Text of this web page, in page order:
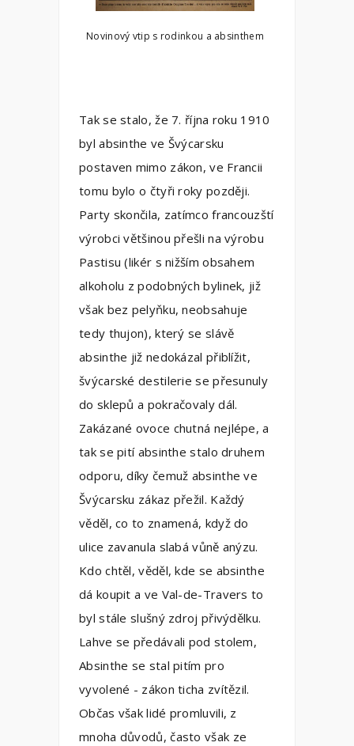
Novinový vtip s rodinkou a absinthem
Tak se stalo, že 7. října roku 1910
byl absinthe ve Švýcarsku
postaven mimo zákon, ve Francii
tomu bylo o čtyři roky později.
Party skončila, zatímco francouzští
výrobci většinou přešli na výrobu
Pastisu (likér s nižším obsahem
alkoholu z podobných bylinek, již
však bez pelyňku, neobsahuje
tedy thujon), který se slávě
absinthe již nedokázal přiblížit,
švýcarské destilerie se přesunuly
do sklepů a pokračovaly dál.
Zakázané ovoce chutná nejlépe, a
tak se pití absinthe stalo druhem
odporu, díky čemuž absinthe ve
Švýcarsku zákaz přežil. Každý
věděl, co to znamená, když do
ulice zavanula slabá vůně anýzu.
Kdo chtěl, věděl, kde se absinthe
dá koupit a ve Val-de-Travers to
byl stále slušný zdroj přivýdělku.
Lahve se předávali pod stolem,
Absinthe se stal pitím pro
vyvolené - zákon ticha zvítězil.
Občas však lidé promluvili, z
mnoha důvodů, často však ze